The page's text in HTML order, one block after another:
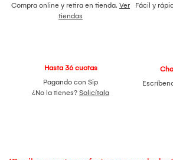
Compra online y retira en tienda. Ver
tiendas
Fácil y
Hasta 36 cuotas
Pagando con Sip
¿No la tienes? Solicítala